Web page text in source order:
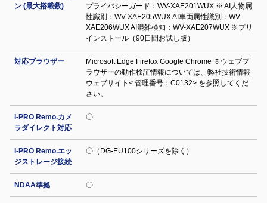
ン (最大搭載数)
プライバシーガード：WV-XAE201WUX ※ AI人物属
性識別：WV-XAE205WUX AI車両属性識別：WV-
XAE206WUX AI混雑検知：WV-XAE207WUX ※プリ
インストール（90日間お試し版）
対応ブラウザー
Microsoft Edge Firefox Google Chrome ※ウェブブ
ラウザーの動作検証情報については、弊社技術情報
ウェブサイト< 管理番号：C0132> を参照してくだ
さい。
i-PRO Remo.カメ
ラダイレクト対応
〇
i-PRO Remo.エッ
ジストレージ接続
〇（DG-EU100シリーズを除く）
NDAA準拠 〇